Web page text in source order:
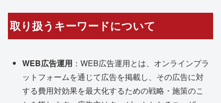
取り扱うキーワードについて
WEB広告運用 ：WEB広告運用とは、オンラインプラ
ットフォームを通じて広告を掲載し、その広告に対
する費用対効果を最大化するための戦略・施策のこ